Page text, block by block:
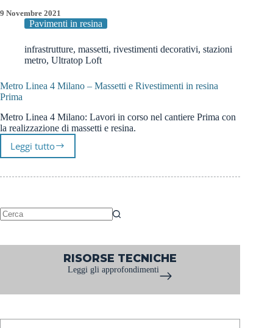
San
Babila
|
Milano
9 Novembre 2021
Pavimenti in resina
infrastrutture, massetti, rivestimenti decorativi, stazioni
metro, Ultratop Loft
Metro Linea 4 Milano – Massetti e Rivestimenti in resina
Prima
Metro Linea 4 Milano: Lavori in corso nel cantiere Prima con
la realizzazione di massetti e resina.
Leggi tutto
Metro
4
Massetti
e
in
RISORSE TECNICHE
Leggi gli approfondimenti